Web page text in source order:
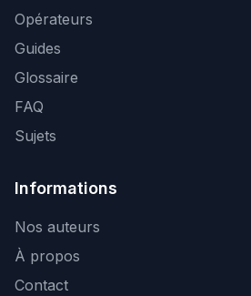
Opérateurs
Guides
Glossaire
FAQ
Sujets
Informations
Nos auteurs
À propos
Contact